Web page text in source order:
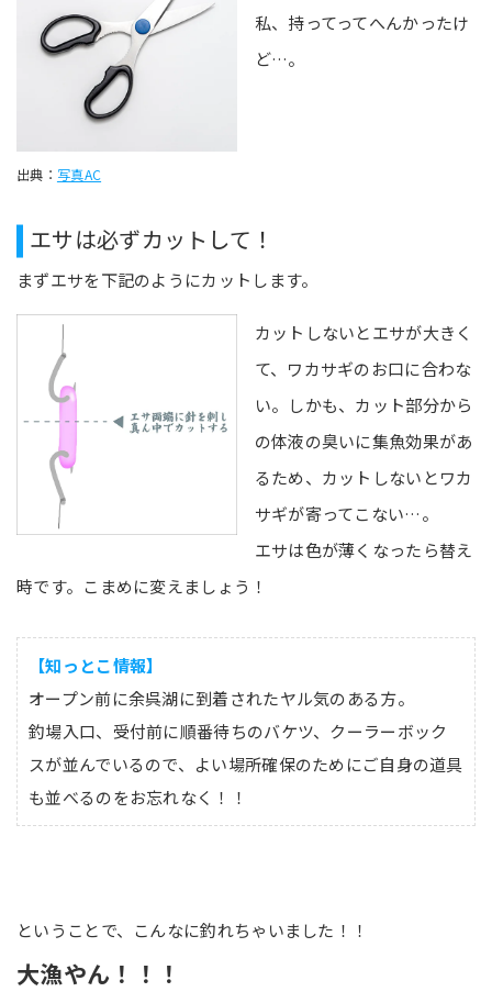
出典： 写真AC
私、持ってってへんかったけ
ど…。
エサは必ずカットして！
まずエサを下記のようにカットします。
カットしないとエサが大きく
て、ワカサギのお口に合わな
い。しかも、カット部分から
の体液の臭いに集魚効果があ
るため、カットしないとワカ
サギが寄ってこない…。
エサは色が薄くなったら替え
時です。こまめに変えましょう！
【知っとこ情報】
オープン前に余呉湖に到着されたヤル気のある方。
釣場入口、受付前に順番待ちのバケツ、クーラーボック
スが並んでいるので、よい場所確保のためにご自身の道具
も並べるのをお忘れなく！！
ということで、こんなに釣れちゃいました！！
大漁やん！！！